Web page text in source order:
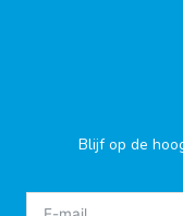
Blijf op de